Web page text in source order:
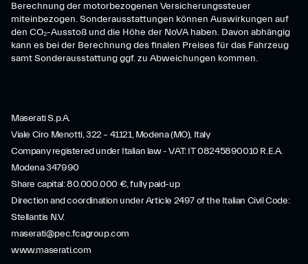
Berechnung der motorbezogenen Versicherungssteuer
miteinbezogen. Sonderausstattungen können Auswirkungen auf
den CO₂-Ausstoß und die Höhe der NoVA haben. Davon abhängig
kann es bei der Berechnung des finalen Preises für das Fahrzeug
samt Sonderausstattung ggf. zu Abweichungen kommen.
Maserati S.p.A.
Viale Ciro Menotti, 322 – 41121, Modena (MO), Italy
Company registered under Italian law - VAT: IT 08245890010 R.E.A.
Modena 347990
Share capital: 80.000.000 €, fully paid-up
Direction and coordination under Article 2497 of the Italian Civil Code:
Stellantis N.V.
maserati@pec.fcagroup.com
www.maserati.com